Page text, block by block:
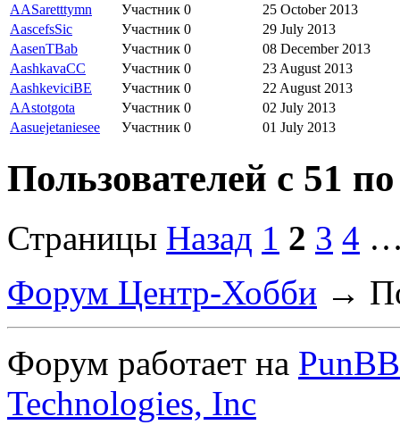
AASaretttymn
Участник 0
25 October 2013
AascefsSic
Участник 0
29 July 2013
AasenTBab
Участник 0
08 December 2013
AashkavaCC
Участник 0
23 August 2013
AashkeviciBE
Участник 0
22 August 2013
AAstotgota
Участник 0
02 July 2013
Aasuejetaniesee
Участник 0 01 July 2013
Пользователей с 51
Страницы Назад 1 2 3 4
Форум Центр-Хобби →
Форум работает на PunBB
Technologies, Inc